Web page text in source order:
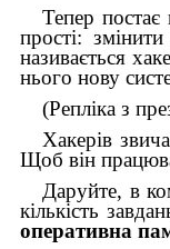
Тепер
прості:
називається
нього нову
(Репліка з
Хакерів
Щоб він
Даруйте, в
кількість
опера­тивна